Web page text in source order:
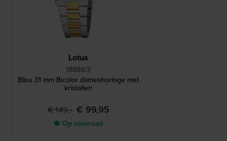
Lotus
18886/3
Bliss 31 mm Bicolor dameshorloge met
kristallen
€ 149,- € 99,95
● Op voorraad